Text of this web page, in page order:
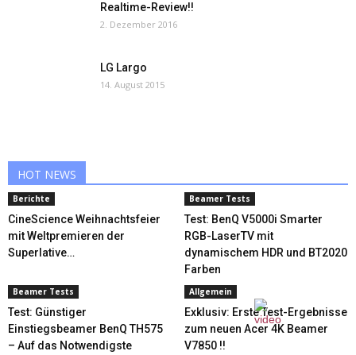
Realtime-Review!!
2. Dezember 2016
LG Largo
14. August 2015
HOT NEWS
Berichte
CineScience Weihnachtsfeier
mit Weltpremieren der
Superlative…
Beamer Tests
Test: BenQ V5000i Smarter
RGB-LaserTV mit
dynamischem HDR und BT2020
Farben
Beamer Tests
Test: Günstiger
Einstiegsbeamer BenQ TH575
– Auf das Notwendigste
Allgemein
Exklusiv: Erste Test-Ergebnisse
zum neuen Acer 4K Beamer
V7850 !!